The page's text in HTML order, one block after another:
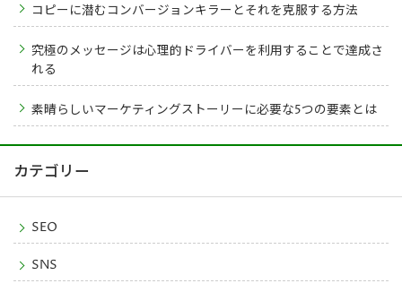
コピーに潜むコンバージョンキラーとそれを克服する方法
究極のメッセージは心理的ドライバーを利用することで達成さ
れる
素晴らしいマーケティングストーリーに必要な5つの要素とは
カテゴリー
SEO
SNS